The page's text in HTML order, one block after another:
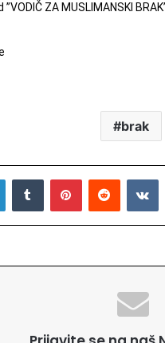
ZA MUSLIMANSKI
brak
LinkedIn Tumblr Pinterest Reddit VKontakte